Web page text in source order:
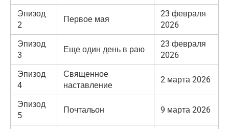
Эпизод
2
Первое мая
23 февраля
2026
Эпизод
3
Еще один день в раю
23 февраля
2026
Эпизод
4
Священное
наставление
2 марта 2026
Эпизод
5
Почтальон 9 марта 2026